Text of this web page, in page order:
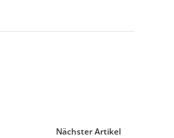
Nächster Artikel